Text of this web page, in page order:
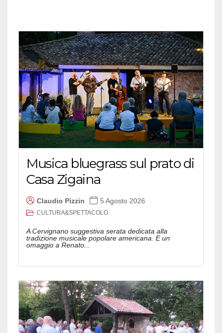
Musica bluegrass sul prato di
Casa Zigaina
Claudio Pizzin 5 Agosto 2026
CULTURA&SPETTACOLO
A Cervignano suggestiva serata dedicata alla
tradizione musicale popolare americana. E un
omaggio a Renato...